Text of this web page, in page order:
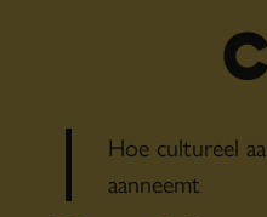
Hoe cultureel
aanneemt